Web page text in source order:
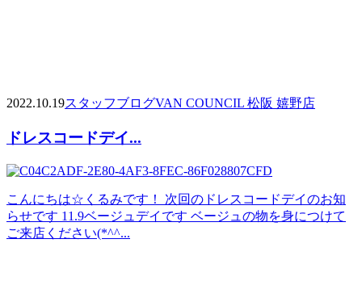
2022.10.19スタッフブログVAN COUNCIL 松阪 嬉野店
ドレスコードデイ...
こんにちは☆くるみです！ 次回のドレスコードデイのお知
らせです 11.9ベージュデイです ベージュの物を身につけて
ご来店ください(*^^...